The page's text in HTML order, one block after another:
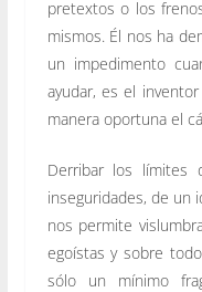
pretextos o los
mismos. Él nos ha
un impedimento
ayudar, es el
manera oportuna el
Derribar los límites
inseguridades, de un
nos permite
egoístas y sobre
sólo un mínimo